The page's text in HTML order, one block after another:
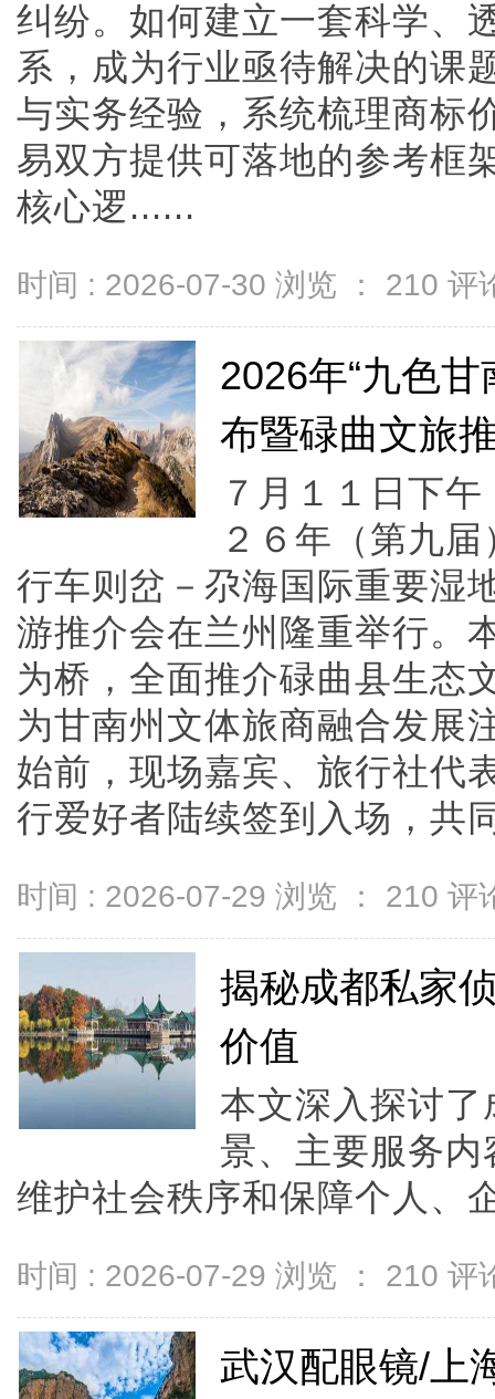
纠纷。如何建立一套科学、
系，成为行业亟待解决的课
与实务经验，系统梳理商标
易双方提供可落地的参考框
核心逻......
时间 : 2026-07-30 浏览 ： 210 评
2026年“九色
布暨碌曲文旅
７月１１日下
２６年（第九
行车则岔－尕海国际重要湿
游推介会在兰州隆重举行。
为桥，全面推介碌曲县生态
为甘南州文体旅商融合发展
始前，现场嘉宾、旅行社代
行爱好者陆续签到入场，共
时间 : 2026-07-29 浏览 ： 210 评
揭秘成都私家
价值
本文深入探讨
景、主要服务
维护社会秩序和保障个人、
时间 : 2026-07-29 浏览 ： 210 评
武汉配眼镜/上